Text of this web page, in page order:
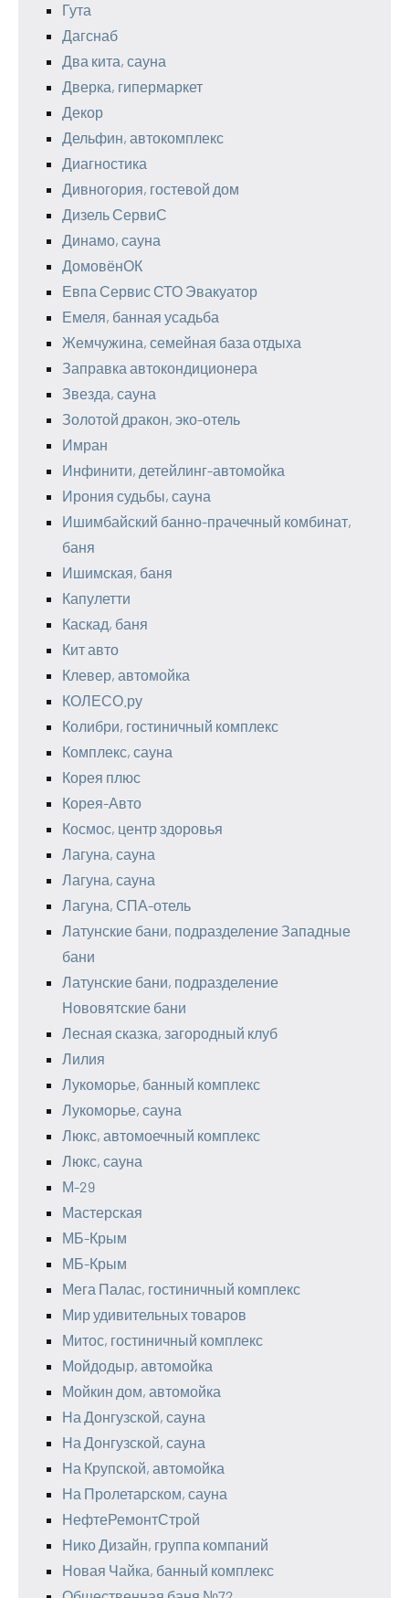
Гута
Дагснаб
Два кита, сауна
Дверка, гипермаркет
Декор
Дельфин, автокомплекс
Диагностика
Дивногория, гостевой дом
Дизель СервиС
Динамо, сауна
ДомовёнОК
Евпа Сервис СТО Эвакуатор
Емеля, банная усадьба
Жемчужина, семейная база отдыха
Заправка автокондиционера
Звезда, сауна
Золотой дракон, эко-отель
Имран
Инфинити, детейлинг-автомойка
Ирония судьбы, сауна
Ишимбайский банно-прачечный комбинат,
баня
Ишимская, баня
Капулетти
Каскад, баня
Кит авто
Клевер, автомойка
КОЛЕСО.ру
Колибри, гостиничный комплекс
Комплекс, сауна
Корея плюс
Корея-Авто
Космос, центр здоровья
Лагуна, сауна
Лагуна, сауна
Лагуна, СПА-отель
Латунские бани, подразделение Западные
бани
Латунские бани, подразделение
Нововятские бани
Лесная сказка, загородный клуб
Лилия
Лукоморье, банный комплекс
Лукоморье, сауна
Люкс, автомоечный комплекс
Люкс, сауна
М-29
Мастерская
МБ-Крым
МБ-Крым
Мега Палас, гостиничный комплекс
Мир удивительных товаров
Митос, гостиничный комплекс
Мойдодыр, автомойка
Мойкин дом, автомойка
На Донгузской, сауна
На Донгузской, сауна
На Крупской, автомойка
На Пролетарском, сауна
НефтеРемонтСтрой
Нико Дизайн, группа компаний
Новая Чайка, банный комплекс